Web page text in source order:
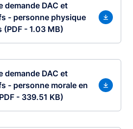
demande DAC et
- personne physique
(PDF - 1.03 MB)
demande DAC et
- personne morale en
- 339.51 KB)